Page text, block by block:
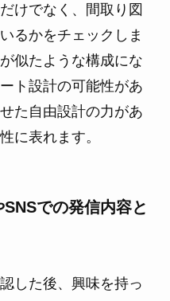
けでなく、間取り図
るかをチェックしま
似たような構成にな
ト設計の可能性があ
た自由設計の力があ
に表れます。
での発信内容と
した後、興味を持っ